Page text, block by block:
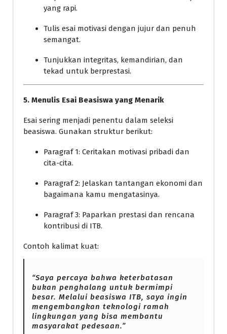
yang rapi.
Tulis esai motivasi dengan jujur dan penuh
semangat.
Tunjukkan integritas, kemandirian, dan
tekad untuk berprestasi.
5. Menulis Esai Beasiswa yang Menarik
Esai sering menjadi penentu dalam seleksi
beasiswa. Gunakan struktur berikut:
Paragraf 1: Ceritakan motivasi pribadi dan
cita-cita.
Paragraf 2: Jelaskan tantangan ekonomi dan
bagaimana kamu mengatasinya.
Paragraf 3: Paparkan prestasi dan rencana
kontribusi di ITB.
Contoh kalimat kuat:
“Saya percaya bahwa keterbatasan
bukan penghalang untuk bermimpi
besar. Melalui beasiswa ITB, saya ingin
mengembangkan teknologi ramah
lingkungan yang bisa membantu
masyarakat pedesaan.”